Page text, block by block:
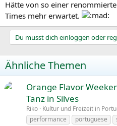
Hätte von so einer
Times mehr erwartet.
Du musst dich einloggen oder
Ähnliche Themen
Orange Flavor
Tanz in Silves
Riko Kultur und Freizeit in
performance
portuguese